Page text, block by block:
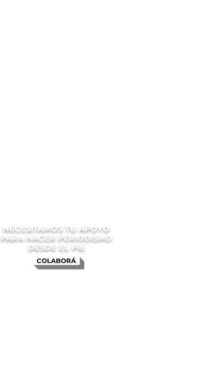
COLABORÁ
NECESITAMOS TU APOYO
PARA HACER PERIODISMO
DESDE EL PIE